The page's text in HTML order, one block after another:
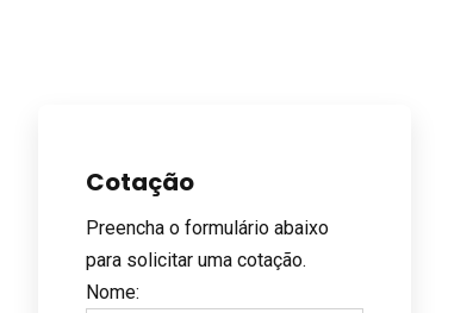
Cotação
Preencha o formulário abaixo
para solicitar uma cotação.
Nome: